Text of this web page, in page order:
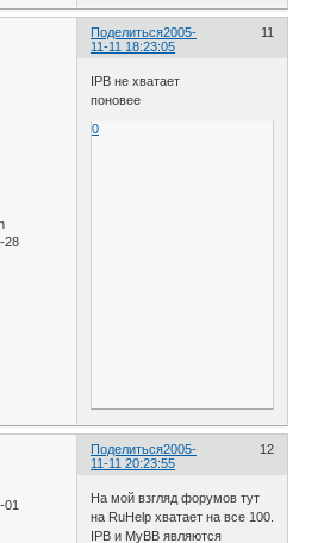
Поделиться 11
2005-
11-11 18:23:05
28
IPB не хватает
поновее
0
Поделиться 12
2005-
11-11 20:23:55
На мой взгляд форумов тут
на RuHelp хватает на все 100.
IPB и MyBB являются